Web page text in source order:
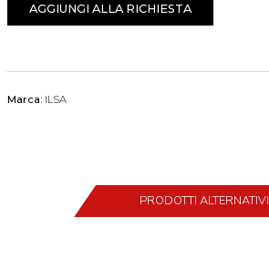
AGGIUNGI ALLA RICHIESTA
Marca: ILSA
PRODOTTI ALTERNATIVI